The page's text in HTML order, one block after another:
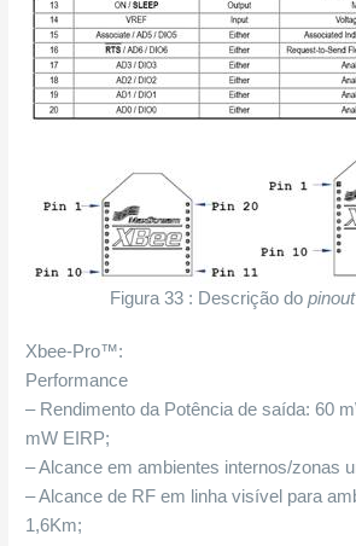
Figura 33 : Descrição do pinout
Xbee-Pro™:
Performance
– Rendimento da Potência de saída: 60
mW EIRP;
– Alcance em ambientes internos/zonas
– Alcance de RF em linha visível para
1,6Km;